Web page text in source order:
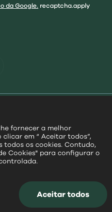
fornecer a melhor
em “ Aceitar todos”,
todos os cookies. Contudo,
Cookies" para configurar o
Aceitar todos
da Google. recaptcha.apply
do Site